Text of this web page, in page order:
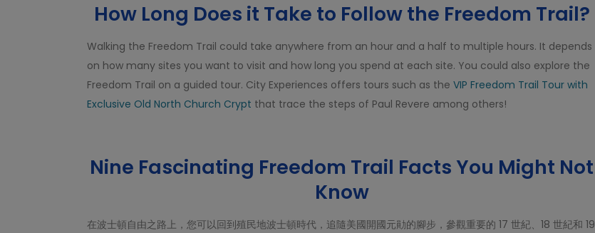
How Long Does it Take to Follow the Freedom Trail?
Walking the Freedom Trail could take anywhere from an hour and a half to multiple hours. It depends
on how many sites you want to visit and how long you spend at each site. You could also explore the
Freedom Trail on a guided tour. City Experiences offers tours such as the VIP Freedom Trail Tour with
Exclusive Old North Church Crypt that trace the steps of Paul Revere among others!
Nine Fascinating Freedom Trail Facts You Might Not
Know
在波士頓自由之路上，您可以回到殖民地波士頓時代，追隨美國開國元勛的腳步，參觀重要的 17 世紀、18 世紀和 19